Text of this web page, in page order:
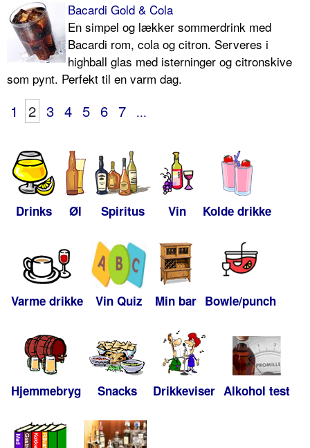
Bacardi Gold & Cola
En simpel og lækker sommerdrink med
Bacardi rom, cola og citron. Serveres i
highball glas med isterninger og citronskive
som pynt. Perfekt til en varm dag.
1 2 3 4 5 6 7 ...
Drinks Øl Spiritus Vin Kolde drikke
Varme drikke Vin Quiz Min bar Bowle/punch
Hjemmebryg Snacks Drikkeviser Alkohol test